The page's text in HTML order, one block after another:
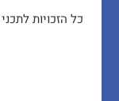
כל הזכויות